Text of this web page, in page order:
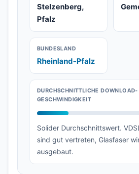
Stelzenberg,
Pfalz
BUNDESLAND
Rheinland-Pfalz
DURCHSCHNITTLICHE DOWNLOAD-
GESCHWINDIGKEIT
Solider Durchschnittswert.
sind gut vertreten, Glasfaser
ausgebaut.